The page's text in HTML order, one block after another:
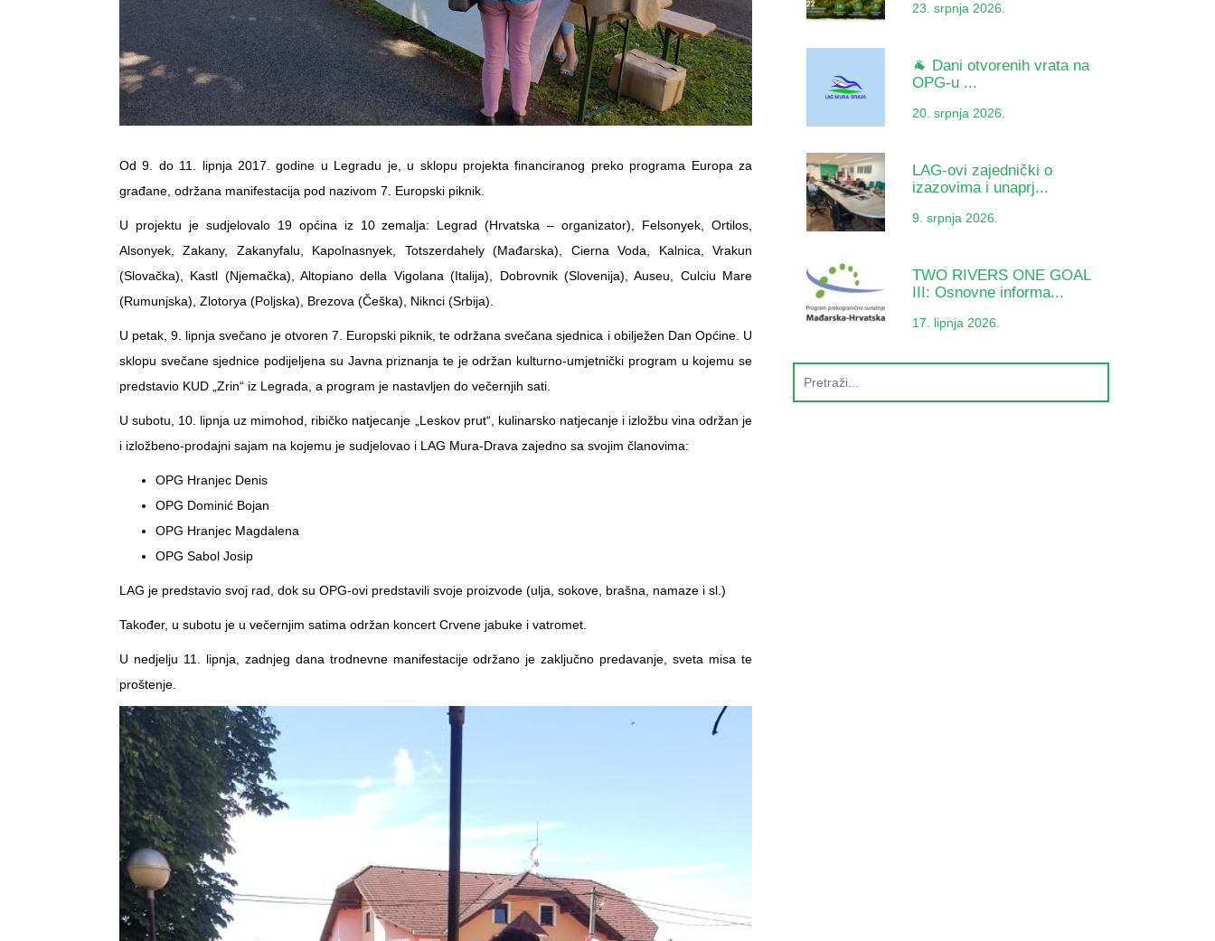
Od 9. do 11. lipnja 2017. godine u Legradu je, u sklopu projekta financiranog preko programa Europa za
građane, održana manifestacija pod nazivom 7. Europski piknik.
U projektu je sudjelovalo 19 općina iz 10 zemalja: Legrad (Hrvatska – organizator), Felsonyek, Ortilos,
Alsonyek, Zakany, Zakanyfalu, Kapolnasnyek, Totszerdahely (Mađarska), Cierna Voda, Kalnica, Vrakun
(Slovačka), Kastl (Njemačka), Altopiano della Vigolana (Italija), Dobrovnik (Slovenija), Auseu, Culciu Mare
(Rumunjska), Zlotorya (Poljska), Brezova (Češka), Niknci (Srbija).
U petak, 9. lipnja svečano je otvoren 7. Europski piknik, te održana svečana sjednica i obilježen Dan Općine. U
sklopu svečane sjednice podijeljena su Javna priznanja te je održan kulturno-umjetnički program u kojemu se
predstavio KUD „Zrin“ iz Legrada, a program je nastavljen do večernjih sati.
U subotu, 10. lipnja uz mimohod, ribičko natjecanje „Leskov prut“, kulinarsko natjecanje i izložbu vina održan je
i izložbeno-prodajni sajam na kojemu je sudjelovao i LAG Mura-Drava zajedno sa svojim članovima:
OPG Hranjec Denis
OPG Dominić Bojan
OPG Hranjec Magdalena
OPG Sabol Josip
LAG je predstavio svoj rad, dok su OPG-ovi predstavili svoje proizvode (ulja, sokove, brašna, namaze i sl.)
Također, u subotu je u večernjim satima održan koncert Crvene jabuke i vatromet.
U nedjelju 11. lipnja, zadnjeg dana trodnevne manifestacije održano je zaključno predavanje, sveta misa te
proštenje.
23. srpnja 2026.
🐐 Dani otvorenih vrata na
OPG-u ...
20. srpnja 2026.
LAG-ovi zajednički o
izazovima i unaprj...
9. srpnja 2026.
TWO RIVERS ONE GOAL
III: Osnovne informa...
17. lipnja 2026.